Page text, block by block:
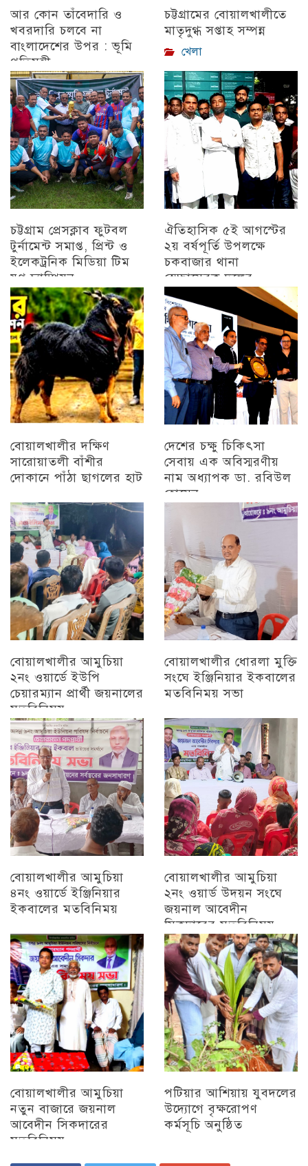
আর কোন তাঁবেদারি ও
খবরদারি চলবে না
বাংলাদেশের উপর : ভূমি
প্রতিমন্ত্রী
চট্টগ্রাম
চট্টগ্রামের বোয়ালখালীতে
মাতৃদুগ্ধ সপ্তাহ সম্পন্ন
খেলা
চট্টগ্রাম প্রেসক্লাব ফুটবল
টুর্নামেন্ট সমাপ্ত, প্রিন্ট ও
ইলেকট্রনিক মিডিয়া টিম
যুগ্ন চ্যাম্পিয়ন
চট্টগ্রাম
ঐতিহাসিক ৫ই আগস্টের
২য় বর্ষপূর্তি উপলক্ষে
চকবাজার থানা
স্বেচ্ছাসেবক দলের
প্রামাণ্যচিত্র প্রদর্শন ও
বিজয় মিছিল
চট্টগ্রাম
বোয়ালখালীর দক্ষিণ
সারোয়াতলী বাঁশীর
দোকানে পাঁঠা ছাগলের হাট
দেশের চক্ষু চিকিৎসা
সেবায় এক অবিস্মরণীয়
নাম অধ্যাপক ডা. রবিউল
হোসেন
বোয়ালখালীর আমুচিয়া
২নং ওয়ার্ডে ইউপি
চেয়ারম্যান প্রার্থী জয়নালের
মতবিনিময়
চট্টগ্রাম
বোয়ালখালীর ধোরলা মুক্তি
সংঘে ইঞ্জিনিয়ার ইকবালের
মতবিনিময় সভা
বোয়ালখালীর আমুচিয়া
৪নং ওয়ার্ডে ইঞ্জিনিয়ার
ইকবালের মতবিনিময়
বোয়ালখালীর আমুচিয়া
২নং ওয়ার্ড উদয়ন সংঘে
জয়নাল আবেদীন
সিকদারের মতবিনিময়
অন্যান্য
বোয়ালখালীর আমুচিয়া
নতুন বাজারে জয়নাল
আবেদীন সিকদারের
মতবিনিময়
চট্টগ্রাম
পটিয়ার আশিয়ায় যুবদলের
উদ্যোগে বৃক্ষরোপণ
কর্মসূচি অনুষ্ঠিত